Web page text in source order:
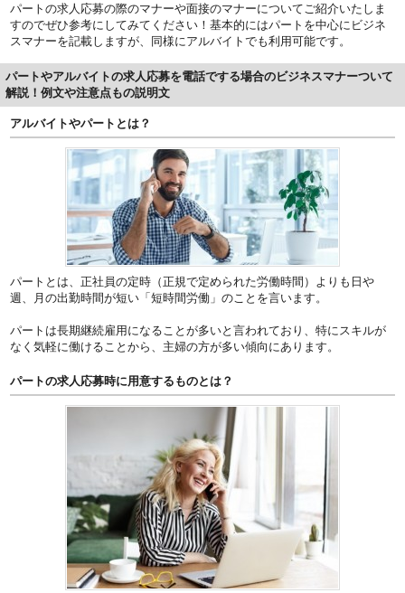
パートの求人応募の際のマナーや面接のマナーについてご紹介いたしま
すのでぜひ参考にしてみてください！基本的にはパートを中心にビジネ
スマナーを記載しますが、同様にアルバイトでも利用可能です。
パートやアルバイトの求人応募を電話でする場合のビジネスマナーついて
解説！例文や注意点もの説明文
アルバイトやパートとは？
パートとは、正社員の定時（正規で定められた労働時間）よりも日や
週、月の出勤時間が短い「短時間労働」のことを言います。
パートは長期継続雇用になることが多いと言われており、特にスキルが
なく気軽に働けることから、主婦の方が多い傾向にあります。
パートの求人応募時に用意するものとは？